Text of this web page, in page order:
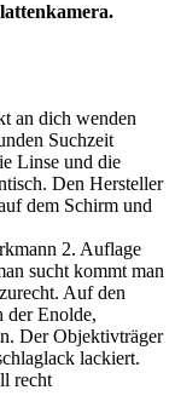
an dich wenden
Suchzeit
Linse und die
Den Hersteller
dem Schirm und
2. Auflage
sucht kommt man
Auf den
der Enolde,
Der Objektivträger
lackiert.
recht